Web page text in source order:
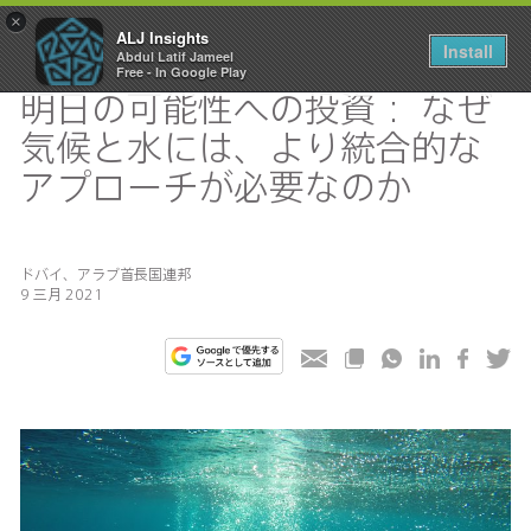
×
ALJ Insights
Abdul Latif Jameel
Free - In Google Play
Install
Toggle
navigation
明日の可能性への投資： なぜ
気候と水には、より統合的な
アプローチが必要なのか
ドバイ、アラブ首長国連邦
9 三月 2021